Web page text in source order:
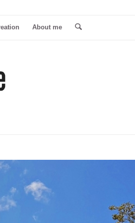
About me